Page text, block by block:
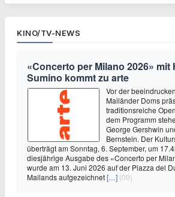
KINO/TV-NEWS
«Concerto per Milano 2026» mit
Sumino kommt zu arte
Vor der
Mailänder Doms
traditionsreiche
dem Programm
George Gershwin
Bernstein. Der
überträgt am Sonntag, 6. September, um
diesjährige Ausgabe des «Concerto per
wurde am 13. Juni 2026 auf der Piazza del
Mailands aufgezeichnet[…] (00)